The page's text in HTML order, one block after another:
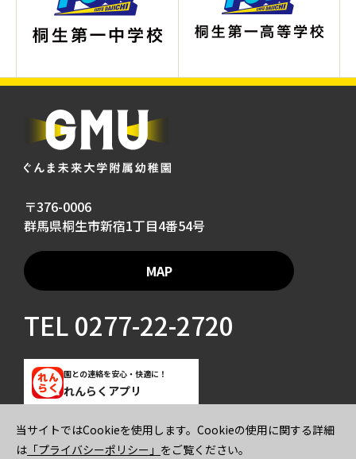
〒376-0006
群馬県桐生市新宿1丁目4番54号
MAP
TEL0277-22-2720
園との連絡を安心・快適に！
れんらくアプリ
ご寄付のお願いプライバシーポリシー
当サイトではCookieを使用します。Cookieの使用に関する詳細
は 「プライバシーポリシー」 をご覧ください。